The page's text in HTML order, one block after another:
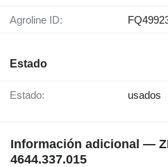
Agroline ID:
Estado
Estado: usados
Información adicional —
4644.337.015